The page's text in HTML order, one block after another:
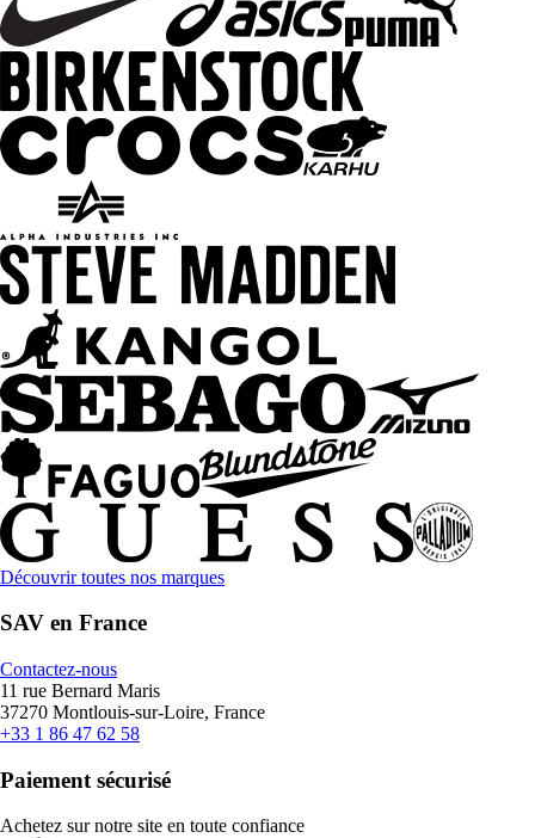
Découvrir toutes nos marques
SAV en France
Contactez-nous
11 rue Bernard Maris
37270 Montlouis-sur-Loire, France
+33 1 86 47 62 58
Paiement sécurisé
Achetez sur notre site en toute confiance